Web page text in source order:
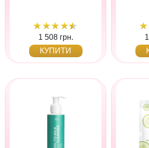
1 508 грн.
КУПИТИ